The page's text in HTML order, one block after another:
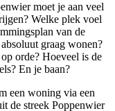
moet je aan veel
Welke plek voel
van de
graag wonen?
orde? Hoeveel is de
En je baan?
een woning via een
de streek Poppenwier